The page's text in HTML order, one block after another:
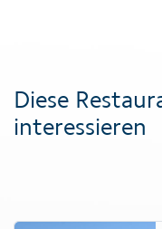
Diese
interessieren